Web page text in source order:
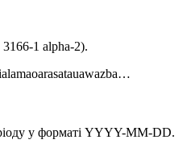
1 alpha-2).
alamaoarasatauawazba…
у форматі YYYY-MM-DD.